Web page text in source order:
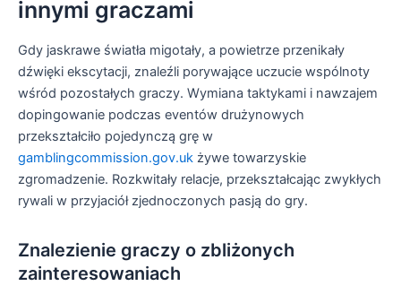
innymi graczami
Gdy jaskrawe światła migotały, a powietrze przenikały
dźwięki ekscytacji, znaleźli porywające uczucie wspólnoty
wśród pozostałych graczy. Wymiana taktykami i nawzajem
dopingowanie podczas eventów drużynowych
przekształciło pojedynczą grę w
gamblingcommission.gov.uk żywe towarzyskie
zgromadzenie. Rozkwitały relacje, przekształcając zwykłych
rywali w przyjaciół zjednoczonych pasją do gry.
Znalezienie graczy o zbliżonych
zainteresowaniach